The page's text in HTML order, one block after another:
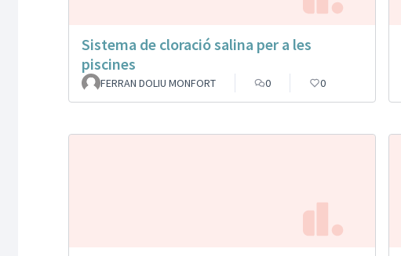
Sistema de cloració salina per a les
piscines
FERRAN DOLIU MONFORT 0 0